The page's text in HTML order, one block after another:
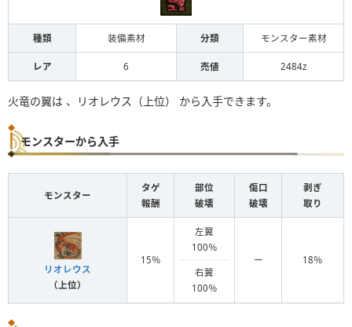
種類 装備素材 分類 モンスター素材
レア 6 売値 2484z
火竜の翼は 、リオレウス（上位） から入手できます。
モンスターから入手
モンスター
タゲ
報酬
部位
破壊
傷口
破壊
剥ぎ
取り
リオレウス
（上位）
15％
左翼
100％
右翼
100％
ー 18％